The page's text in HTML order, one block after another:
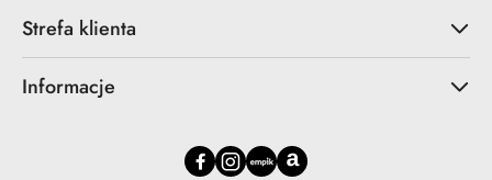
Strefa klienta
Informacje